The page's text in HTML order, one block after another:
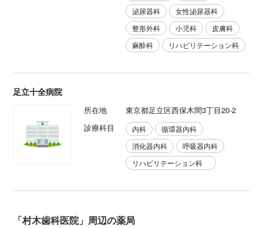
泌尿器科
女性泌尿器科
整形外科
小児科
皮膚科
麻酔科
リハビリテーション科
足立十全病院
所在地
東京都足立区西保木間3丁目20-2
診療科目
内科
循環器内科
消化器内科
呼吸器内科
リハビリテーション科
「村木歯科医院」周辺の薬局